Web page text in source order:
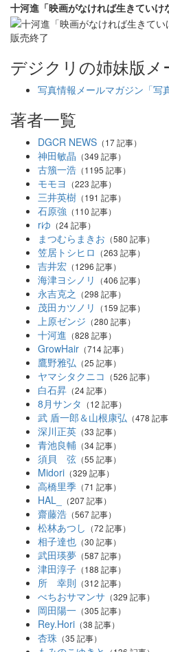
十河進「映画がなければ生きていけ
販売終了
デジクリの姉妹版メ
写真情報メールマガジン「写
著者一覧
DGCR NEWS （17 記事）
神田敏晶 （349 記事）
古籏一浩 （1195 記事）
モモヨ （223 記事）
三井英樹 （191 記事）
石原強 （110 記事）
rゆ （24 記事）
まつむらまきお （580 記事）
笠居トシヒロ （263 記事）
吉井宏 （1296 記事）
海津ヨシノリ （406 記事）
永吉克之 （298 記事）
茂田カツノリ （159 記事）
上原ゼンジ （280 記事）
十河進 （828 記事）
GrowHair （714 記事）
鷹野雅弘 （25 記事）
ヤマシタクニコ （526 記事）
白石昇 （24 記事）
8月サンタ （12 記事）
武 盾一郎＆山根康弘 （478 記事
深川正英 （33 記事）
青池良輔 （34 記事）
須貝 弦 （55 記事）
Midori （329 記事）
高橋里季 （71 記事）
HAL_ （207 記事）
齋藤浩 （567 記事）
松林あつし （72 記事）
相子達也 （30 記事）
武田瑛夢 （587 記事）
津田淳子 （188 記事）
所 幸則 （312 記事）
べちおサマンサ （329 記事）
岡田陽一 （305 記事）
Rey.Hori （38 記事）
杏珠 （35 記事）